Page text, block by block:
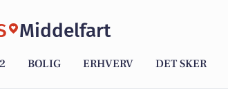
Middelfart
BOLIG ERHVERV DET SKER